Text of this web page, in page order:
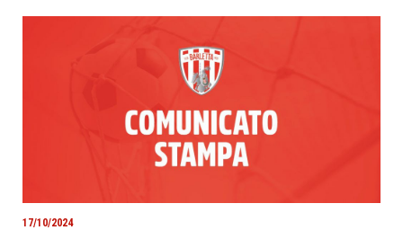
17/10/2024